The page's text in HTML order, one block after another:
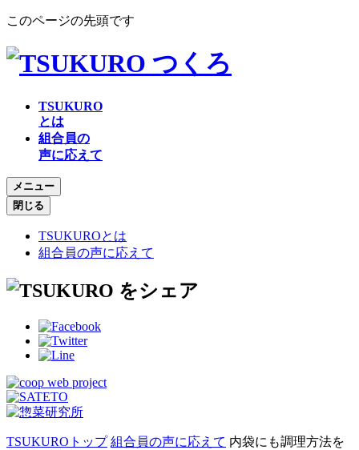
このページの先頭です
TSUKURO
とは
組合員の
声に応えて
メニュー
閉じる
TSUKUROとは
組合員の声に応えて
TSUKUROトップ 組合員の声に応えて 内袋にも調理方法を